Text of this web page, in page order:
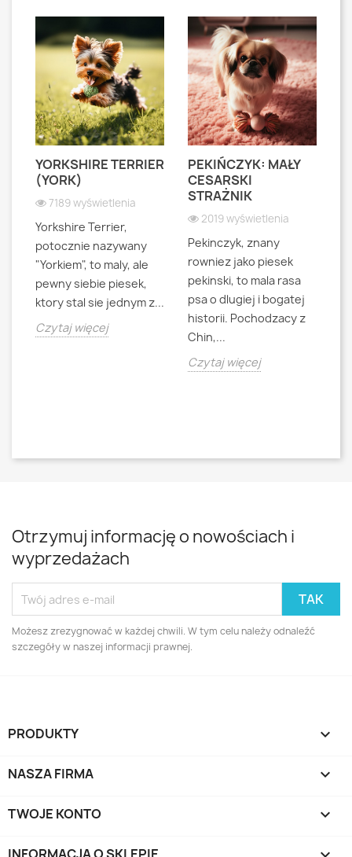
YORKSHIRE TERRIER
(YORK)
7189 wyświetlenia
Yorkshire Terrier,
potocznie nazywany
"Yorkiem", to maly, ale
pewny siebie piesek,
ktory stal sie jednym z...
Czytaj więcej
PEKIŃCZYK: MAŁY
CESARSKI
STRAŻNIK
2019 wyświetlenia
Pekinczyk, znany
rowniez jako piesek
pekinski, to mala rasa
psa o dlugiej i bogatej
historii. Pochodzacy z
Chin,...
Czytaj więcej
Otrzymuj informację o nowościach i
wyprzedażach
Możesz zrezygnować w każdej chwili. W tym celu należy odnaleźć
szczegóły w naszej informacji prawnej.
PRODUKTY 
NASZA FIRMA 
TWOJE KONTO 